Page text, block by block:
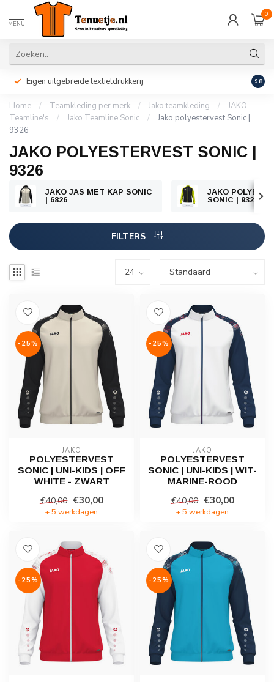
MENU
0
Eigen uitgebreide textieldrukkerij 9.8
Home / Teamkleding per merk / Jako teamkleding /
JAKO
Teamline's
/ Jako Teamline Sonic /
Jako polyestervest Sonic |
9326
JAKO POLYESTERVEST SONIC |
9326
JAKO JAS MET KAP SONIC
| 6826
JAKO
SONIC | 9326
FILTERS
-25%
JAKO
POLYESTERVEST
SONIC | UNI-KIDS | OFF
WHITE - ZWART
€40,00 €30,00
± 5 werkdagen
-25%
JAKO
POLYESTERVEST
SONIC | UNI-KIDS | WIT-
MARINE-ROOD
€40,00 €30,00
± 5 werkdagen
-25% -25%